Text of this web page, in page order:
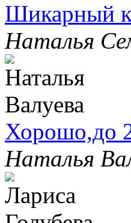
Шикарный
Наталья
Хорошо,до
Наталья